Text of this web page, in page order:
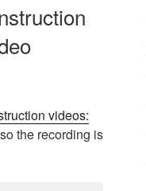
videos:
the recording is